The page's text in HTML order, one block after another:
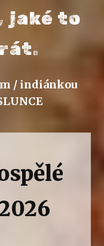
jaké to
/ indiánkou